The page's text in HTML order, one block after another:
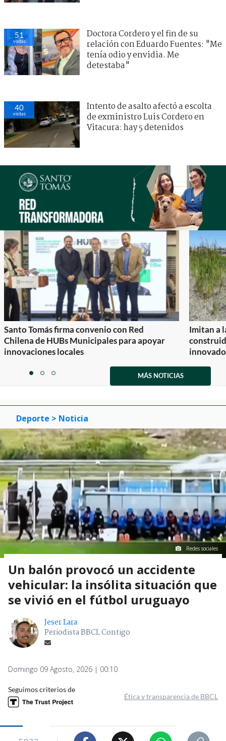
51
visitas
Doctora Cordero y el fin de su
relación con Eduardo Fuentes: "Me
tenía odio y envidia. Me
detestaba"
40
visitas
Intento de asalto afectó a escolta
de exministro Luis Cordero en
Vitacura: hay 5 detenidos
Santo Tomás firma convenio con Red
Chilena de HUBs Municipales para apoyar
innovaciones locales
Imitan a
itemitemitem
MÁS NOTICIAS
Deporte > Noticia
Redes sociales
Un balón provocó un accidente
vehicular: la insólita situación que
se vivió en el fútbol uruguayo
Jeser Lara
Periodista BBCL Contigo
Domingo 09 Agosto, 2026 | 00:10
Seguimos criterios de
Ética y transparencia de BBCL